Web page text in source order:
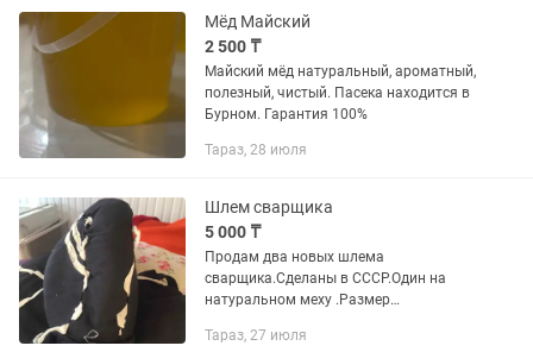
Мёд Майский
2 500 ₸
Майский мёд натуральный, ароматный,
полезный, чистый. Пасека находится в
Бурном. Гарантия 100%
Тараз, 28 июля
Шлем сварщика
5 000 ₸
Продам два новых шлема
сварщика.Сделаны в СССР.Один на
натуральном меху .Размер
игроков в КОКПАР
Тараз, 27 июля